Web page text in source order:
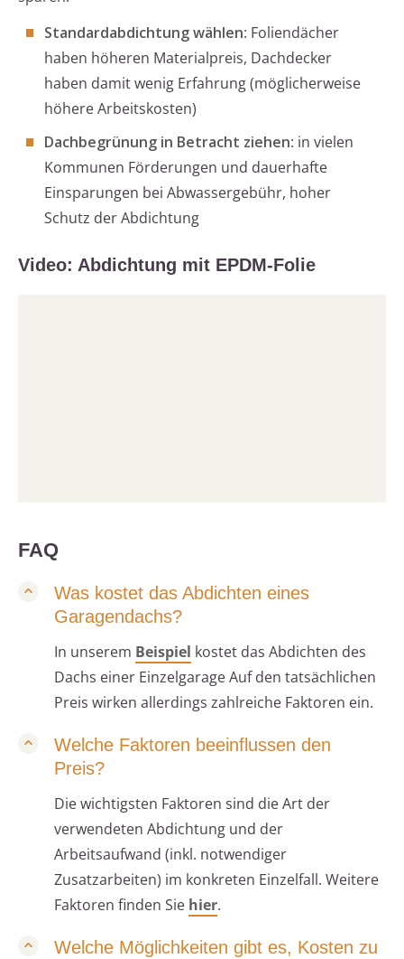
Standardabdichtung wählen: Foliendächer
haben höheren Materialpreis, Dachdecker
haben damit wenig Erfahrung (möglicherweise
höhere Arbeitskosten)
Dachbegrünung in Betracht ziehen: in vielen
Kommunen Förderungen und dauerhafte
Einsparungen bei Abwassergebühr, hoher
Schutz der Abdichtung
Video: Abdichtung mit EPDM-Folie
FAQ
Was kostet das Abdichten eines
Garagendachs?
In unserem Beispiel kostet das Abdichten des
Dachs einer Einzelgarage Auf den tatsächlichen
Preis wirken allerdings zahlreiche Faktoren ein.
Welche Faktoren beeinflussen den
Preis?
Die wichtigsten Faktoren sind die Art der
verwendeten Abdichtung und der
Arbeitsaufwand (inkl. notwendiger
Zusatzarbeiten) im konkreten Einzelfall. Weitere
Faktoren finden Sie hier.
Welche Möglichkeiten gibt es, Kosten zu